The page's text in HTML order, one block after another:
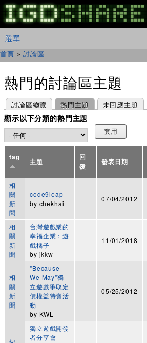
移
至
主
IGDSHARE
獨
遊
發
會
主選單
選單
您在這裡
首頁 »討論區
熱門的討論區主題
主要索引標籤
討論區總覽 熱門主題
(作用中頁籤) 未回應主題
顯示以下分類的熱門主題
tag
主題
回
覆
發表日期
相
關
新
聞
code9leap
by chekhai
07/04/2012
相
關
新
聞
台灣遊戲業的
幸福企業：遊
戲橘子
by jkkw
11/01/2018
相
關
新
聞
"Because
We May"獨
立遊戲爭取定
價權益特賣活
動
by KWL
05/25/2012
獨立遊戲開發
者分享會